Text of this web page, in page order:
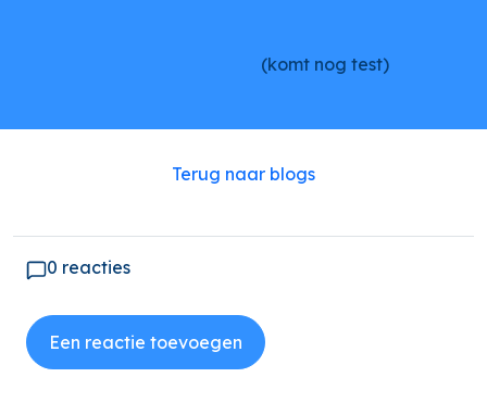
(komt nog test)
Terug naar blogs
0 reacties
Een reactie toevoegen